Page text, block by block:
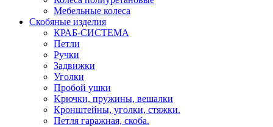
Мебельные колеса
Скобяные изделия
КРАБ-СИСТЕМА
Петли
Ручки
Задвижки
Уголки
Пробой ушки
Kрючки, пружины, вешалки
Кронштейны, уголки, стяжки.
Петля гаражная, скоба.